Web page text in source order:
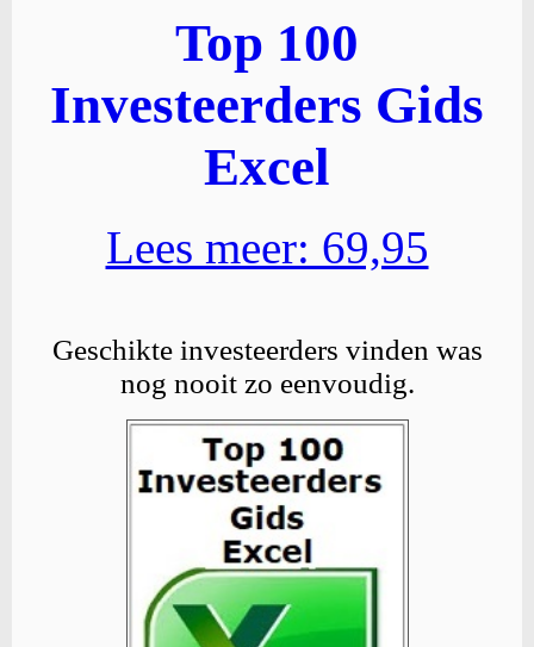
Top 100
Investeerders Gids
Excel
Lees meer: 69,95
Geschikte investeerders vinden was
nog nooit zo eenvoudig.